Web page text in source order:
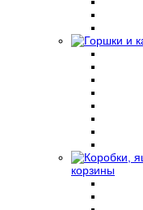
корзины